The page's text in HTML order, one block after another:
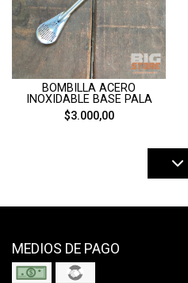
BOMBILLA ACERO
INOXIDABLE BASE PALA
$3.000,00
MEDIOS DE PAGO